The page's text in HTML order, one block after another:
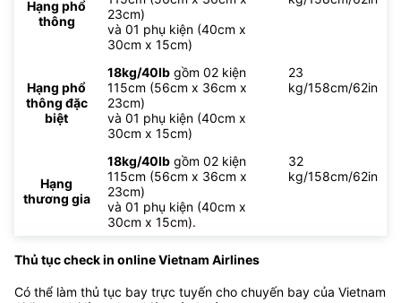
Hạng phổ
thông
23cm)
và 01 phụ kiện (40cm x
30cm x 15cm)
Hạng phổ
thông đặc
biệt
18kg/40lb gồm 02 kiện
115cm (56cm x 36cm x
23cm)
và 01 phụ kiện (40cm x
30cm x 15cm)
23
kg/158cm/62in
Hạng
thương gia
18kg/40lb gồm 02 kiện
115cm (56cm x 36cm x
23cm)
và 01 phụ kiện (40cm x
30cm x 15cm).
32
kg/158cm/62in
Thủ tục check in online Vietnam Airlines
Có thể làm thủ tục bay trực tuyến cho chuyến bay của Vietnam